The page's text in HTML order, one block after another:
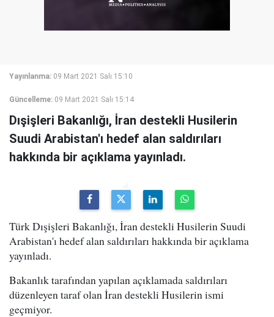
Yayınlanma: 09 Mart 2021 Salı 15:10
Güncelleme: 09 Mart 2021 Salı 15:14
Dışişleri Bakanlığı, İran destekli Husilerin
Suudi Arabistan'ı hedef alan saldırıları
hakkında bir açıklama yayınladı.
Türk Dışişleri Bakanlığı, İran destekli Husilerin Suudi
Arabistan'ı hedef alan saldırıları hakkında bir açıklama
yayınladı.
Bakanlık tarafından yapılan açıklamada saldırıları
düzenleyen taraf olan İran destekli Husilerin ismi
geçmiyor.